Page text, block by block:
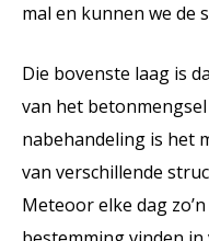
mal en kunnen we de
Die bovenste laag is
van het
nabehandeling is het
van verschillende
Meteoor elke dag